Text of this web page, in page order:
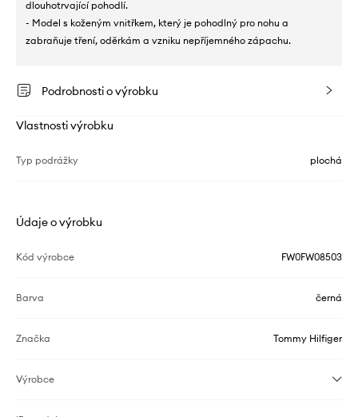
dlouhotrvající pohodlí.
- Model s koženým vnitřkem, který je pohodlný pro nohu a
zabraňuje tření, oděrkám a vzniku nepříjemného zápachu.
Podrobnosti o výrobku
Vlastnosti výrobku
Typ podrážky plochá
Údaje o výrobku
Kód výrobce FW0FW08503
Barva černá
Značka Tommy Hilfiger
Výrobce